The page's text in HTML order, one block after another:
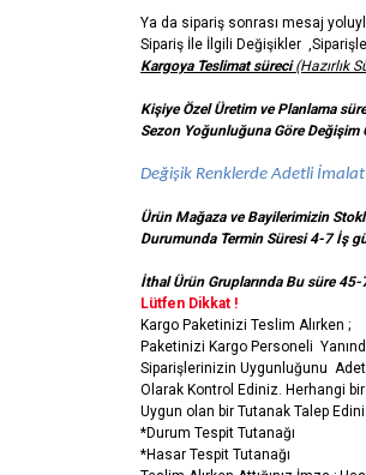
Ya da sipariş sonrası mesaj
Sipariş İle İlgili Değişikler
Kargoya Teslimat süreci(Hazırlık
Kişiye Özel Üretim ve Planlama
Sezon Yoğunluğuna Göre Değişim
Değişik Renklerde Adetli
Ürün Mağaza ve Bayilerimizin
Durumunda Termin Süresi 4-7 İş
İthal Ürün Gruplarında Bu süre
Lütfen Dikkat !
Kargo Paketinizi Teslim Alırken ;
Paketinizi Kargo Personeli
Siparişlerinizin Uygunluğunu
Olarak Kontrol Ediniz. Herhangi
Uygun olan bir Tutanak Talep
*Durum Tespit Tutanağı
*Hasar Tespit Tutanağı